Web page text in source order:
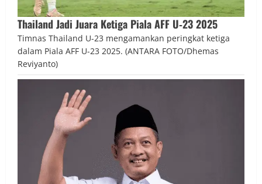
Thailand Jadi Juara Ketiga Piala AFF U‑23 2025
Timnas Thailand U-23 mengamankan peringkat ketiga
dalam Piala AFF U-23 2025. (ANTARA FOTO/Dhemas
Reviyanto)